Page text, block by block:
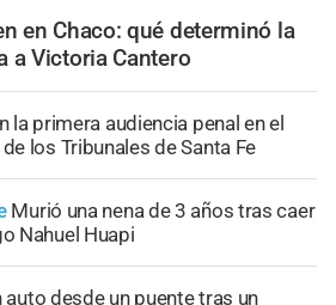
en Chaco: qué determinó la
a Victoria Cantero
la primera audiencia penal en el
los Tribunales de Santa Fe
Murió una nena de 3 años tras caer
Nahuel Huapi
auto desde un puente tras un